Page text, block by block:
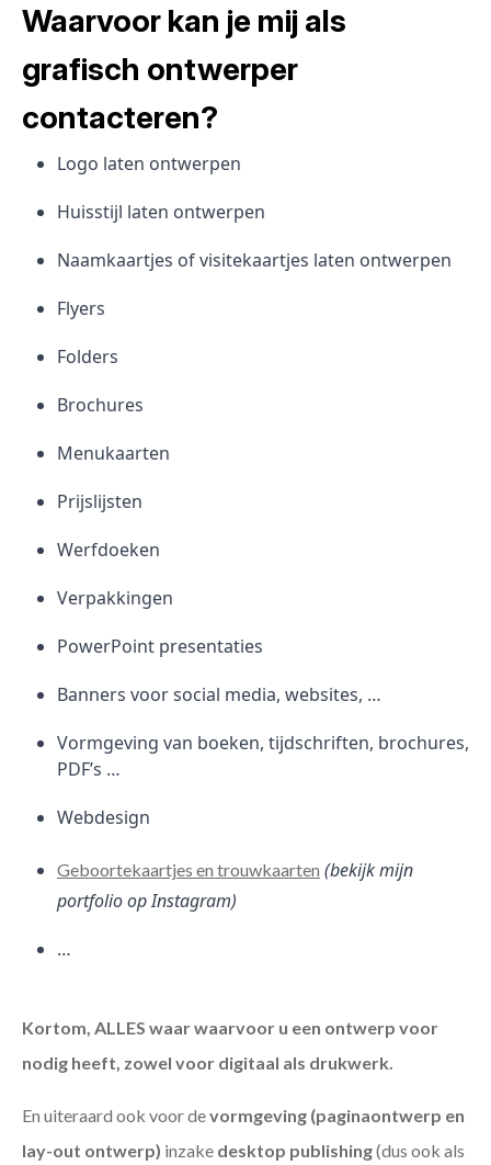
Waarvoor kan je mij als
grafisch ontwerper
contacteren?
Logo laten ontwerpen
Huisstijl laten ontwerpen
Naamkaartjes of visitekaartjes laten ontwerpen
Flyers
Folders
Brochures
Menukaarten
Prijslijsten
Werfdoeken
Verpakkingen
PowerPoint presentaties
Banners voor social media, websites, …
Vormgeving van boeken, tijdschriften, brochures,
PDF’s …
Webdesign
Geboortekaartjes en trouwkaarten (bekijk mijn
portfolio op Instagram)
…
Kortom, ALLES waar waarvoor u een ontwerp voor
nodig heeft, zowel voor digitaal als drukwerk.
En uiteraard ook voor devormgeving (paginaontwerp en
lay-out ontwerp) inzake desktop publishing(dus ook als